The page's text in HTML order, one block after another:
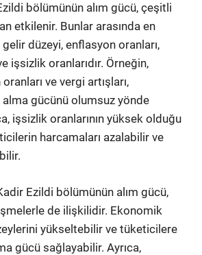
bölümünün alım gücü, çeşitli
etkilenir. Bunlar arasında en
düzeyi, enflasyon oranları,
işsizlik oranlarıdır. Örneğin,
ve vergi artışları,
gücünü olumsuz yönde
işsizlik oranlarının yüksek olduğu
harcamaları azalabilir ve
Ezildi bölümünün alım gücü,
de ilişkilidir. Ekonomik
yükseltebilir ve tüketicilere
gücü sağlayabilir. Ayrıca,